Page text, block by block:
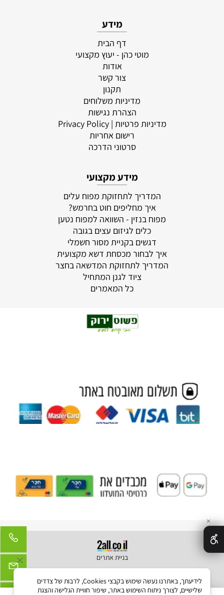
מידע
דף הבית
מוטי כהן - יעוץ מקצועי
אודות
צור קשר
תקנון
מדיניות משלוחים
הצהרת נגישות
מדיניות פרטיות | Privacy Policy
רישום אחריות
סרטוני הדרכה
מידע מקצועי
המדריך לתחזוקת מפוח עלים
איך מחליפים חוט בחרמש?
מפוח בנזין - השוואה למפוח נטען
כלים לגיזום עצים בגובה
דגשים בקניית מסור חשמלי
איך לבחור מכסחת דשא מקצועית
המדריך לתחזוקת המדשאה בחצר
ציוד לגנן המתחיל
כל המאמרים
בניית אתרים
✕
לידיעתך, באתרנו נעשה שימוש בקבצי Cookies, לרבות של צדדים
שלישיים, לצורך ניתוח השימוש באתר, שיפור חוויית הגלישה והצגת